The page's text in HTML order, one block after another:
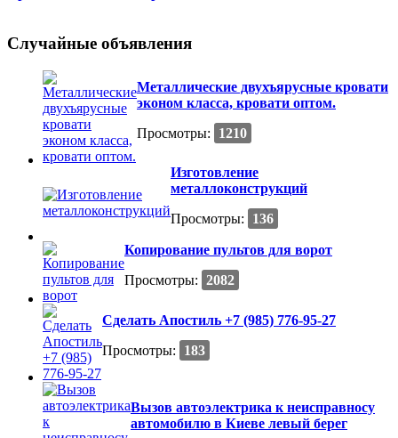
Случайные объявления
Металлические двухъярусные кровати
эконом класса, кровати оптом.
Просмотры:
1210
Изготовление
металлоконструкций
Просмотры:
136
Копирование пультов для ворот
Просмотры: 2082
Сделать Апостиль +7 (985) 776-95-27
Просмотры:
183
Вызов автоэлектрика к неисправносу
автомобилю в Киеве левый берег